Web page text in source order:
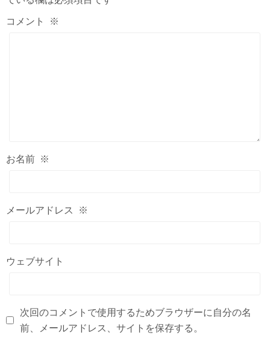
コメント ※
お名前 ※
メールアドレス ※
ウェブサイト
次回のコメントで使用するためブラウザーに自分の名
前、メールアドレス、サイトを保存する。